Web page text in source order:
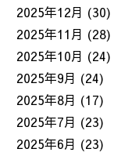
2025年12月 (30)
2025年11月 (28)
2025年10月 (24)
2025年9月 (24)
2025年8月 (17)
2025年7月 (23)
2025年6月 (23)